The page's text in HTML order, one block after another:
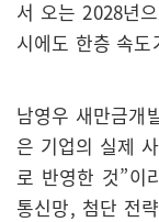
서 오는 2028년
시에도 한층 속
남영우 새만금개
은 기업의 실제
로 반영한 것”이
통신망, 첨단 전